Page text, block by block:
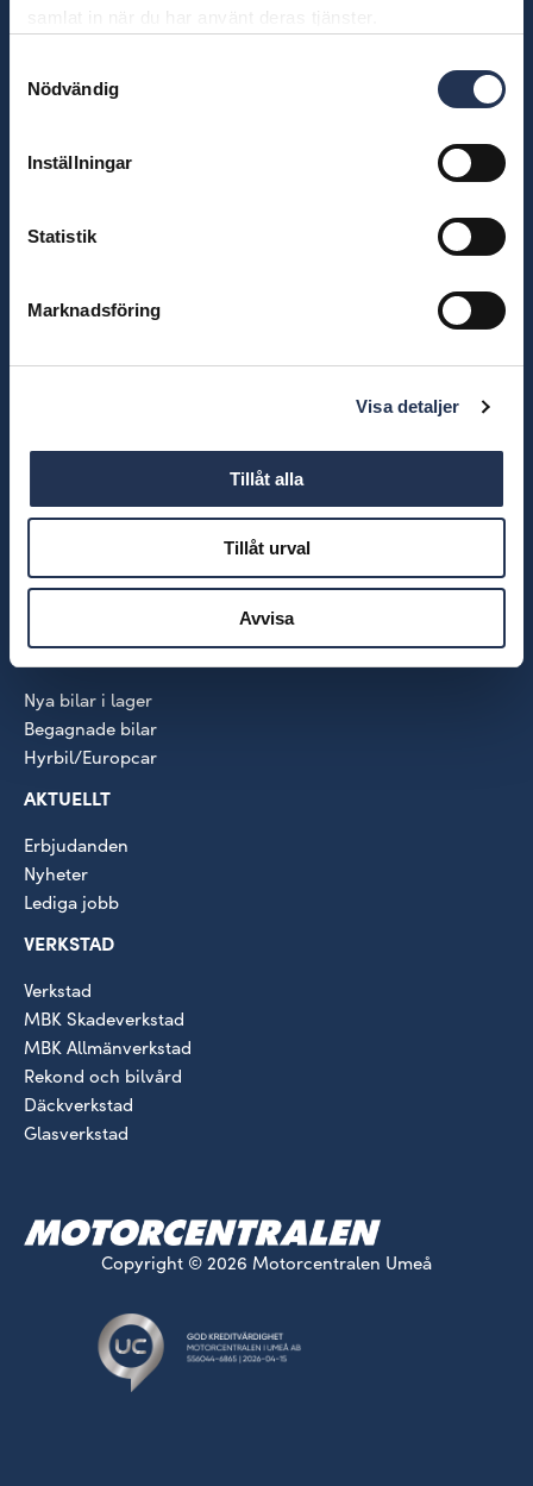
samlat in när du har använt deras tjänster.
Nödvändig
Inställningar
Statistik
Marknadsföring
Visa detaljer
Tillåt alla
Tillåt urval
Avvisa
Box 1430
Umeå
OM OSS
Kvalitet och miljö
Volkswagen
SEAT
BILAR
Nya bilar i lager
Begagnade bilar
Hyrbil/Europcar
AKTUELLT
Erbjudanden
Nyheter
Lediga jobb
VERKSTAD
Verkstad
MBK Skadeverkstad
MBK Allmänverkstad
Rekond och bilvård
Däckverkstad
Glasverkstad
Copyright © 2026 Motorcentralen Umeå